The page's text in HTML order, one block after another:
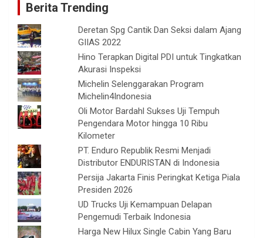
Berita Trending
Deretan Spg Cantik Dan Seksi dalam Ajang
GIIAS 2022
Hino Terapkan Digital PDI untuk Tingkatkan
Akurasi Inspeksi
Michelin Selenggarakan Program
Michelin4Indonesia
Oli Motor Bardahl Sukses Uji Tempuh
Pengendara Motor hingga 10 Ribu
Kilometer
PT. Enduro Republik Resmi Menjadi
Distributor ENDURISTAN di Indonesia
Persija Jakarta Finis Peringkat Ketiga Piala
Presiden 2026
UD Trucks Uji Kemampuan Delapan
Pengemudi Terbaik Indonesia
Harga New Hilux Single Cabin Yang Baru